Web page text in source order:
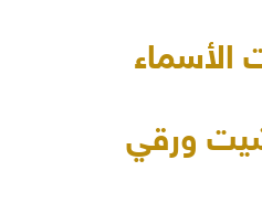
الأسماء
ورقي